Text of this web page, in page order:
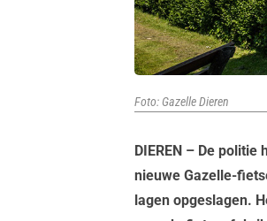
Foto: Gazelle Dieren
DIEREN – De
nieuwe Gazelle-
lagen opgeslagen.